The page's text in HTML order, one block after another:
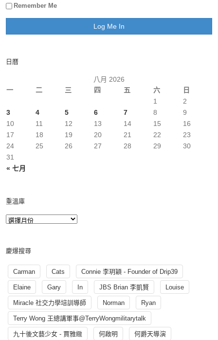
Remember Me
日曆
八月 2026
一
二 三 四 五 六 日
« 七月
1
2
3
4 5 6 7 8
9
10
11 12 13 14 15
16
17
18 19 20 21 22
23
24
25 26 27 28 29
30
31
重溫庫
慶爆搜尋
Carman Cats Connie 李玥穎 - Founder of Drip39
Elaine Gary In JBS Brian 李凱賢 Louise
Miracle 社交力學培訓導師 Norman Ryan
Terry Wong 王總講軍事@TerryWongmilitarytalk
九十後文藝少女 - 賈雅緻 何啟明 何爵天導演